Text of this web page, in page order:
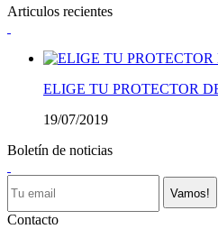
Articulos recientes
ELIGE TU PROTECTOR
19/07/2019
Boletín de noticias
Vamos!
Contacto